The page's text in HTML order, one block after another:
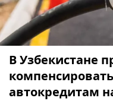
В Узбекистане
автокредитам